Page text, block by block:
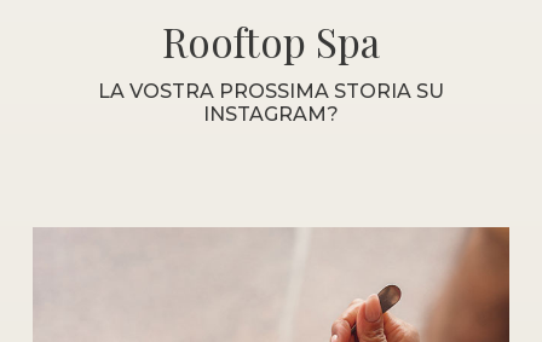
Rooftop Spa
LA VOSTRA PROSSIMA STORIA SU
INSTAGRAM?